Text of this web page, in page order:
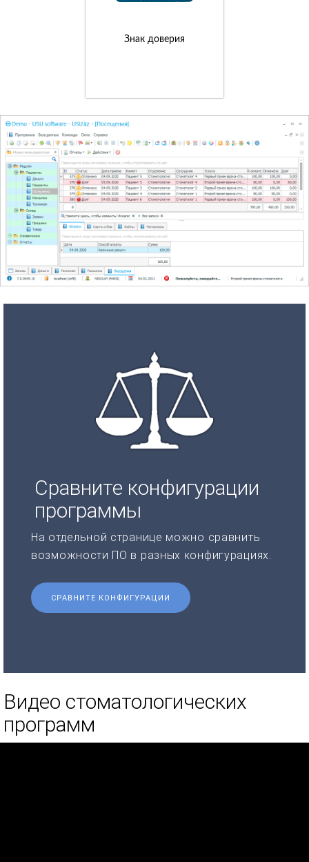
Знак доверия
Сравните конфигурации
программы
На отдельной странице можно сравнить
возможности ПО в разных конфигурациях.
СРАВНИТЕ КОНФИГУРАЦИИ
Видео стоматологических
программ